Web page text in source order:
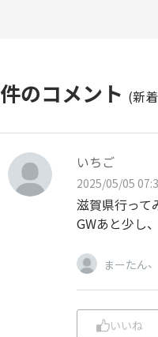
件のコメント (新
いちご
2025/05/05
滋賀県行って
GWあと少し
まーたん、
いいね